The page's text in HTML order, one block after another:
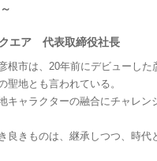
エア 代表取締役社長
市は、20年前にデビューした
聖地とも言われている。
ャラクターの融合にチャレン
きものは、継承しつつ、時代